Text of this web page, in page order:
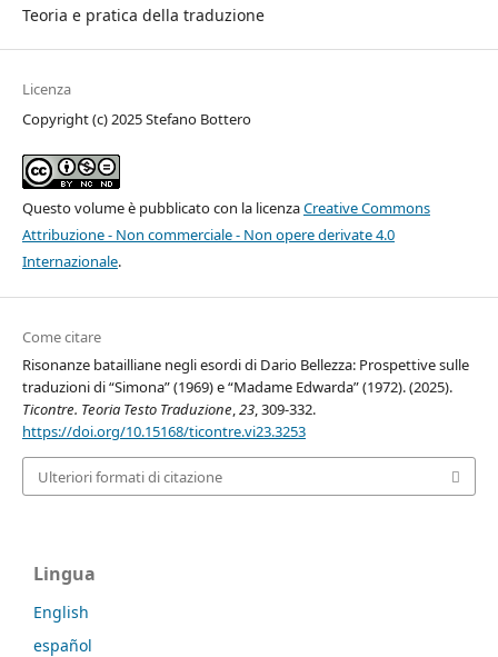
Teoria e pratica della traduzione
Licenza
Copyright (c) 2025 Stefano Bottero
Questo volume è pubblicato con la licenzaCreative Commons
Attribuzione - Non commerciale - Non opere derivate 4.0
Internazionale.
Come citare
Risonanze batailliane negli esordi di Dario Bellezza: Prospettive sulle
traduzioni di “Simona” (1969) e “Madame Edwarda” (1972). (2025).
Ticontre. Teoria Testo Traduzione,23, 309-332.
https://doi.org/10.15168/ticontre.vi23.3253
Ulteriori formati di citazione
Lingua
English
español